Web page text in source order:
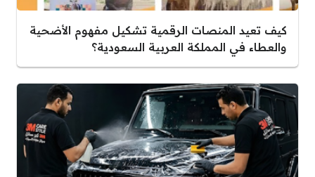
كيف تعيد المنصات الرقمية تشكيل مفهوم الأضحية
والعطاء في المملكة العربية السعودية؟